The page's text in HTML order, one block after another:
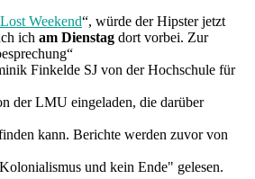
Lost Weekend“, würde der Hipster jetzt
ich am Dienstag dort vorbei. Zur
Finkelde SJ von der Hochschule für
der LMU eingeladen, die darüber
kann. Berichte werden zuvor von
und kein Ende" gelesen.